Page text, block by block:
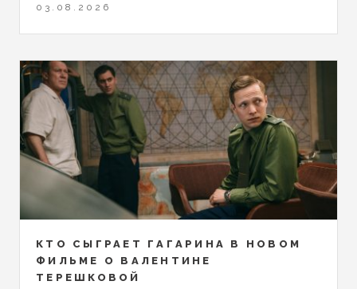
03.08.2026
КТО СЫГРАЕТ ГАГАРИНА В НОВОМ
ФИЛЬМЕ О ВАЛЕНТИНЕ
ТЕРЕШКОВОЙ